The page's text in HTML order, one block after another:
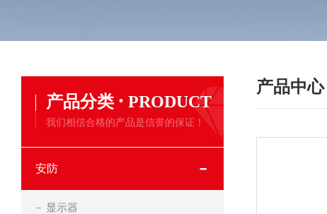
产品分类 · PRODUCT
我们相信合格的产品是信誉的保证！
安防
显示器
产品中心